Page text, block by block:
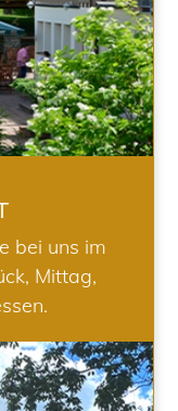
bei uns im
Mittag,